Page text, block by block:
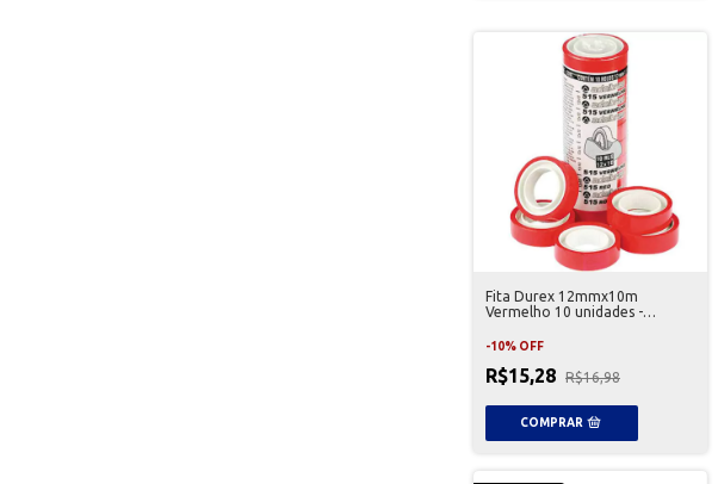
Fita Durex 12mmx10m
Vermelho 10 unidades -
-10% OFF
R$15,28 R$16,98